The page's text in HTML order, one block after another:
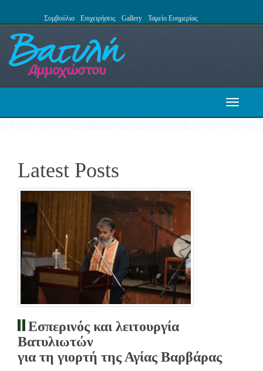
Συμβούλιο Επιχειρήσεις Gallery Ταμείο Ευημερίας
Toggle
Latest Posts
Εσπερινός και λειτουργία
Βατυλιωτών
για τη γιορτή της Αγίας Βαρβάρας